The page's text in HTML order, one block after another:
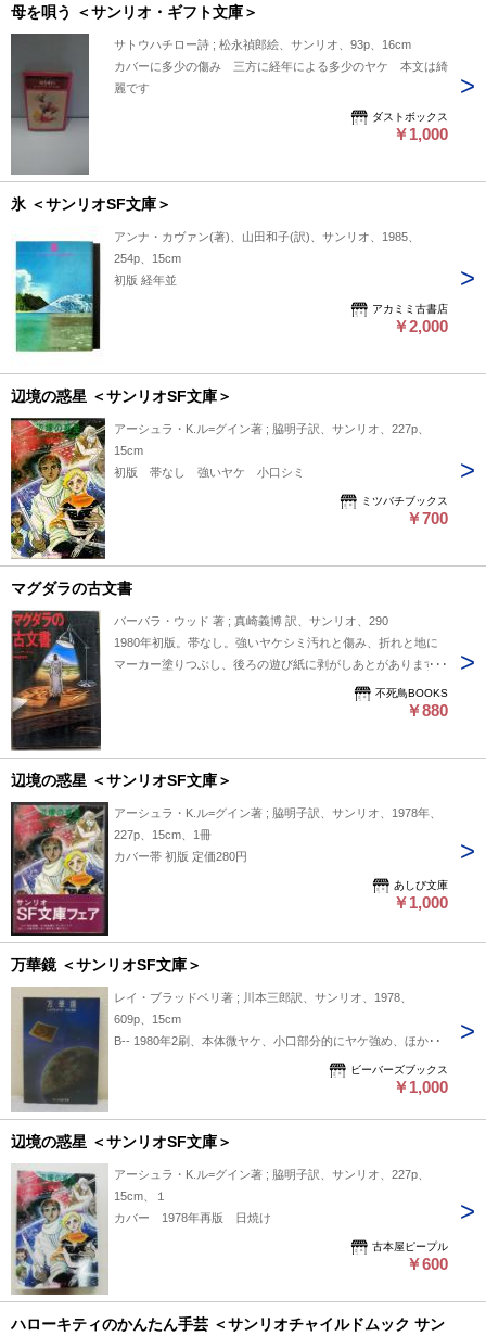
母を唄う ＜サンリオ・ギフト文庫＞
サトウハチロー詩 ; 松永禎郎絵、サンリオ、93p、16cm
カバーに多少の傷み 三方に経年による多少のヤケ 本文は綺
麗です
ダストボックス
￥1,000
氷 ＜サンリオSF文庫＞
アンナ・カヴァン(著)、山田和子(訳)、サンリオ、1985、
254p、15cm
初版 経年並
アカミミ古書店
￥2,000
辺境の惑星 ＜サンリオSF文庫＞
アーシュラ・K.ル=グイン著 ; 脇明子訳、サンリオ、227p、
15cm
初版 帯なし 強いヤケ 小口シミ
ミツバチブックス
￥700
マグダラの古文書
バーバラ・ウッド 著 ; 真崎義博 訳、サンリオ、290
1980年初版。帯なし。強いヤケシミ汚れと傷み、折れと地に
マーカー塗りつぶし、後ろの遊び紙に剥がしあとがあります。
不死鳥BOOKS
￥880
辺境の惑星 ＜サンリオSF文庫＞
アーシュラ・K.ル=グイン著 ; 脇明子訳、サンリオ、1978年、
227p、15cm、1冊
カバー帯 初版 定価280円
あしび文庫
￥1,000
万華鏡 ＜サンリオSF文庫＞
レイ・ブラッドベリ著 ; 川本三郎訳、サンリオ、1978、
609p、15cm
B-- 1980年2刷、本体微ヤケ、小口部分的にヤケ強め、ほか並
ビーバーズブックス
￥1,000
辺境の惑星 ＜サンリオSF文庫＞
アーシュラ・K.ル=グイン著 ; 脇明子訳、サンリオ、227p、
15cm、１
カバー 1978年再版 日焼け
古本屋ピープル
￥600
ハローキティのかんたん手芸 ＜サンリオチャイルドムック サン